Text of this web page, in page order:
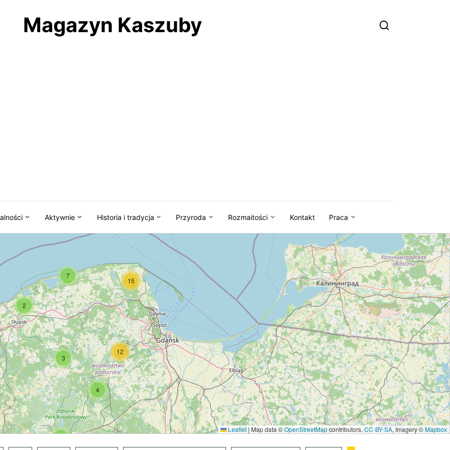
Magazyn Kaszuby
Aktywnie Historia i tradycja Przyroda Rozmaitości Kontakt Praca
4
15
7
3
2
12
Leaflet | Map data ©OpenStreetMapcontributors,CC-BY-SA, Imagery ©Mapbox